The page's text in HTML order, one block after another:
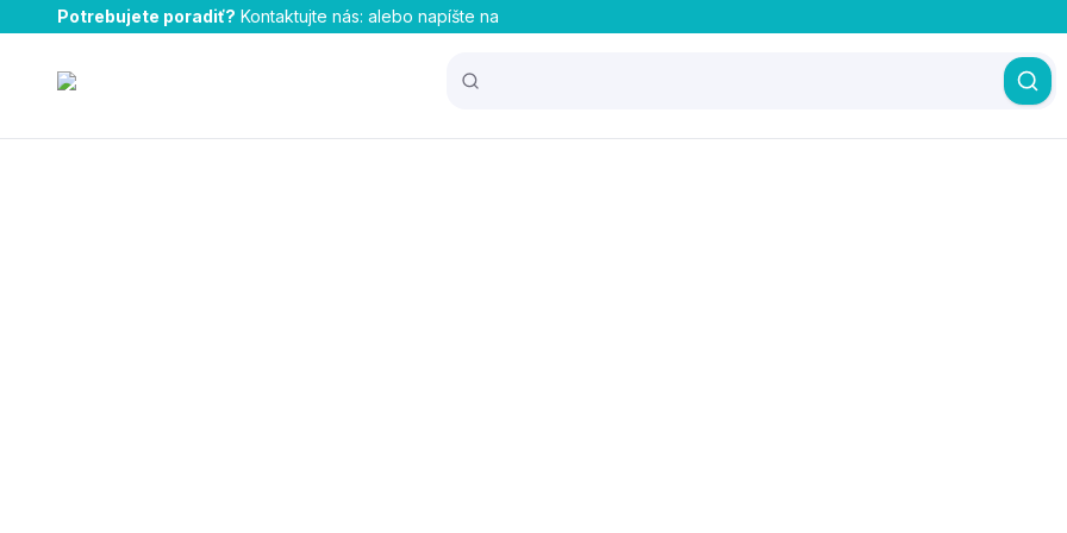
Potrebujete poradiť? Kontaktujte nás: alebo napíšte na